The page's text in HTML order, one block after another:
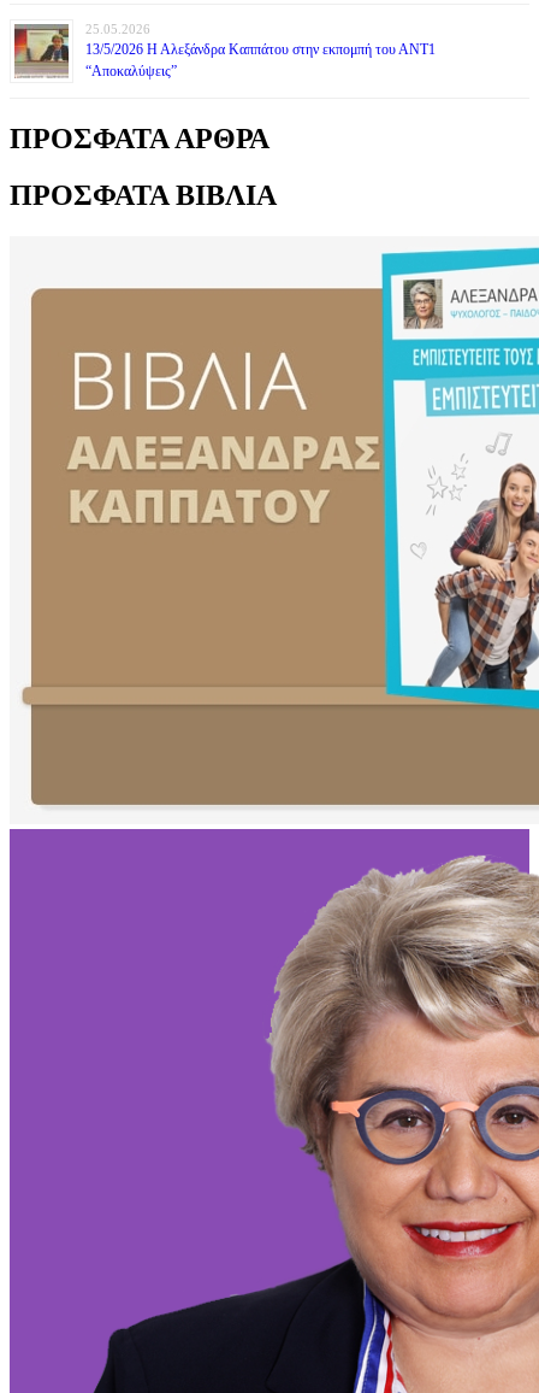
25.05.2026
13/5/2026 Η Αλεξάνδρα Καππάτου στην εκπομπή του ΑΝΤ1
“Αποκαλύψεις”
ΠΡΟΣΦΑΤΑ ΑΡΘΡΑ
ΠΡΟΣΦΑΤΑ ΒΙΒΛΙΑ